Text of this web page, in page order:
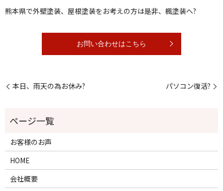
熊本県で外壁塗装、屋根塗装をお考えの方は是非、楓塗装へ?
お問い合わせはこちら
本日、雨天の為お休み? パソコン復活?
お客様のお声
HOME
会社概要